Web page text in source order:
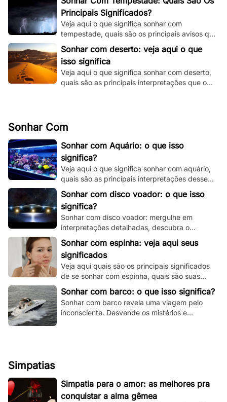
Principais Significados?
Veja aqui o que significa sonhar com
tempestade, quais são os principais avisos que
o seu subconsciente está tentando te dizer e
muito mais.
Sonhar com deserto: veja aqui o que
isso significa
Veja aqui o que significa sonhar com deserto,
quais são as principais interpretações que o
Sonhar Com
Sonhar com Aquário: o que isso
significa?
Veja aqui o que significa sonhar com aquário,
quais são as principais interpretações desse
sonho e muito mais. Clique e fique por dentro.
Sonhar com disco voador: o que isso
significa?
Sonhar com disco voador: mergulhe em
interpretações detalhadas, descubra o
significado espiritual e psicológico e todas as
variações!
Sonhar com espinha: veja aqui seus
significados
Veja aqui quais são os principais significados
de se sonhar com espinha, quais são suas
principais variações e muito mais.
Sonhar com barco: o que isso significa?
Sonhar com barco revela uma viagem pelo
inconsciente. Desvende os mistérios e
Simpatias
Simpatia para o amor: as melhores pra
conquistar a alma gêmea